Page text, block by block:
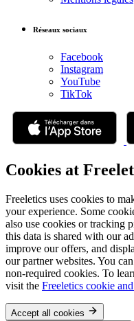
Réseaux sociaux
Facebook
Instagram
YouTube
TikTok
Cookies at
Freeletics uses cookies to
your experience. Some
also use cookies or tracking
this data is shared with our
improve our offers, and
our partner websites. You
non-required cookies. To
visit the Freeletics cookie
Accept all cookies